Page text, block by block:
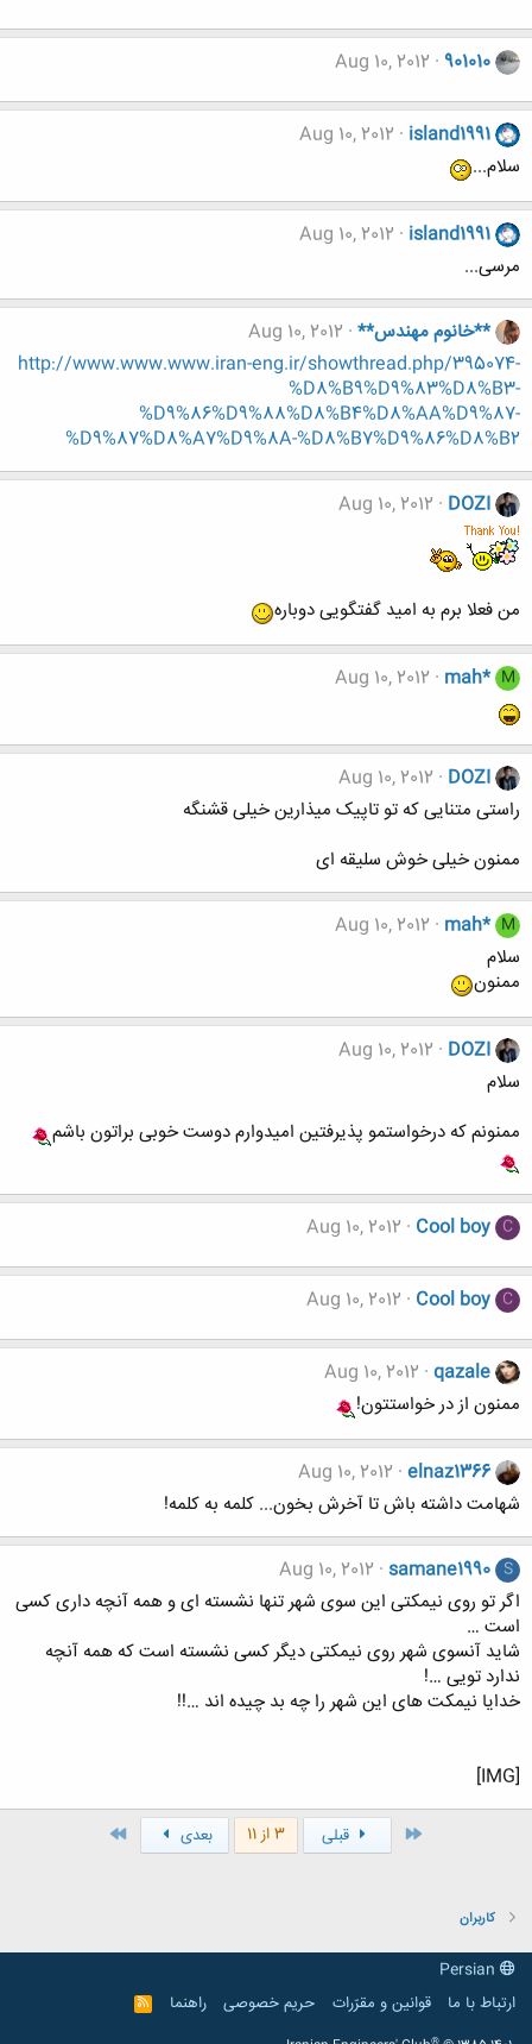
901010
Aug 10, 2012
island1991
Aug 10, 2012
سلام...
island1991
Aug 10, 2012
مرسی...
**خانوم مهندس** Aug 10, 2012
http://www.www.www.iran-eng.ir/showthread.php/395074-
%D8%B9%D9%83%D8%B3-
%D9%86%D9%88%D8%B4%D8%AA%D9%87-
%D9%87%D8%A7%D9%8A-%D8%B7%D9%86%D8%B2
DOZI
Aug 10, 2012
من فعلا برم به امید گفتگویی دوباره
M
mah*
Aug 10, 2012
DOZI
Aug 10, 2012
راستی متنایی که تو تاپیک میذارین خیلی قشنگه
ممنون خیلی خوش سلیقه ای
M
mah*
Aug 10, 2012
سلام
ممنون
DOZI
Aug 10, 2012
سلام
ممنونم که درخواستمو پذیرفتین امیدوارم دوست خوبی براتون باشم
C
Cool boy
Aug 10, 2012
C
Cool boy
Aug 10, 2012
qazale
Aug 10, 2012
ممنون از در خواستتون!
elnaz1366
Aug 10, 2012
شهامت داشته باش تا آخرش بخون... کلمه به کلمه!
S
samane1990
Aug 10, 2012
اگر تو روی نیمکتی این سوی شهر تنها نشسته ای و همه آنچه داری کسی
است …
شاید آنسوی شهر روی نیمکتی دیگر کسی نشسته است که همه آنچه
ندارد تویی …!
خدایا نیمکت های این شهر را چه بد چیده اند …!!
[IMG]
قبلی 3 از 11 بعدی
کاربران
ارتباط با ما
قوانین و مقرّرات حریم خصوصی راهنما
R
S